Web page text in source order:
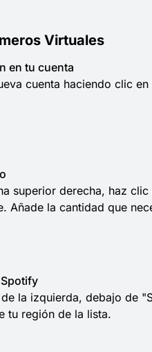
Virtuales
en tu cuenta
cuenta haciendo clic
superior derecha, haz
Añade la cantidad que
de la izquierda, debajo de
tu región de la lista.